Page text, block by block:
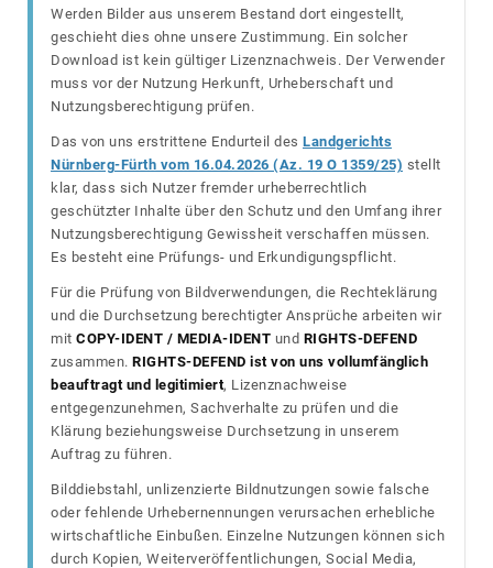
Werden Bilder aus unserem Bestand dort eingestellt,
geschieht dies ohne unsere Zustimmung. Ein solcher
Download ist kein gültiger Lizenznachweis. Der Verwender
muss vor der Nutzung Herkunft, Urheberschaft und
Nutzungsberechtigung prüfen.
Das von uns erstrittene Endurteil des Landgerichts
Nürnberg-Fürth vom 16.04.2026 (Az. 19 O 1359/25) stellt
klar, dass sich Nutzer fremder urheberrechtlich
geschützter Inhalte über den Schutz und den Umfang ihrer
Nutzungsberechtigung Gewissheit verschaffen müssen.
Es besteht eine Prüfungs- und Erkundigungspflicht.
Für die Prüfung von Bildverwendungen, die Rechteklärung
und die Durchsetzung berechtigter Ansprüche arbeiten wir
mit COPY-IDENT / MEDIA-IDENT und RIGHTS-DEFEND
zusammen. RIGHTS-DEFEND ist von uns vollumfänglich
beauftragt und legitimiert, Lizenznachweise
entgegenzunehmen, Sachverhalte zu prüfen und die
Klärung beziehungsweise Durchsetzung in unserem
Auftrag zu führen.
Bilddiebstahl, unlizenzierte Bildnutzungen sowie falsche
oder fehlende Urhebernennungen verursachen erhebliche
wirtschaftliche Einbußen. Einzelne Nutzungen können sich
durch Kopien, Weiterveröffentlichungen, Social Media,